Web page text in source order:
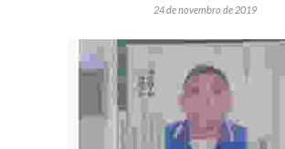
24 de novembro de 2019